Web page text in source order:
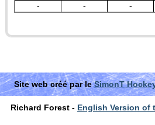
-
- -
Site web créé par leSimonT
Richard Forest - English Version of